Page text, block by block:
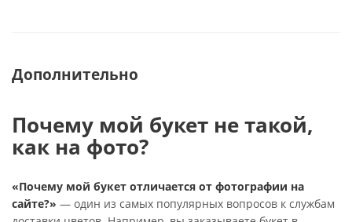
Дополнительно
Почему мой букет не такой,
как на фото?
«Почему мой букет отличается от фотографии на
сайте?» — один из самых популярных вопросов к службам